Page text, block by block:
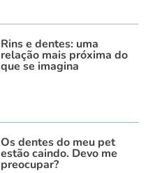
Rins e dentes: uma
relação mais próxima do
que se imagina
Os dentes do meu pet
estão caindo. Devo me
preocupar?